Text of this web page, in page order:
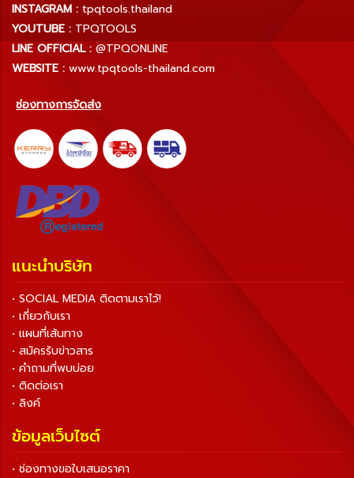
INSTAGRAM : tpqtools.thailand
YOUTUBE : TPQTOOLS
LINE OFFICIAL : @TPQONLINE
WEBSITE : www.tpqtools-thailand.com
ช่องทางการจัดส่ง
แนะนำบริษัท
• SOCIAL MEDIA ติดตามเราไว้!
• เกี่ยวกับเรา
• แผนที่เส้นทาง
• สมัครรับข่าวสาร
• คำถามที่พบบ่อย
• ติดต่อเรา
• ลิงค์
ข้อมูลเว็บไซต์
• ช่องทางขอใบเสนอราคา